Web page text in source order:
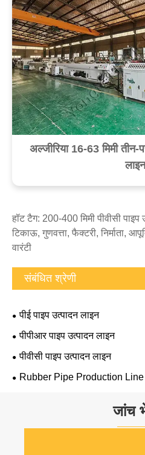
अल्जीरिया 16-63 मिमी तीन-
लाइन
हॉट टैग: 200-400 मिमी पीवीसी
टिकाऊ, गुणवत्ता, फैक्टरी, निर्माता,
वारंटी
संबंधित श्रेणी
पीई पाइप उत्पादन लाइन
पीपीआर पाइप उत्पादन लाइन
पीवीसी पाइप उत्पादन लाइन
Rubber Pipe Production Line
जांच